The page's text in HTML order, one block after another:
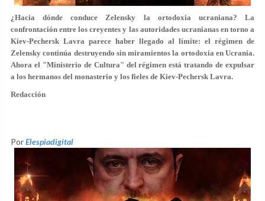
¿Hacia dónde conduce Zelensky la ortodoxia ucraniana? La
confrontación entre los creyentes y las autoridades ucranianas en torno a
Kiev-Pechersk Lavra parece haber llegado al límite: el régimen de
Zelensky continúa destruyendo sin miramientos la ortodoxia en Ucrania.
Ahora el "Ministerio de Cultura" del régimen está tratando de expulsar
a los hermanos del monasterio y los fieles de Kiev-Pechersk Lavra.
Redacción
PorElespiadigital